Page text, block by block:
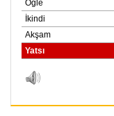
puana Ulaştı
01 Mayis 2026